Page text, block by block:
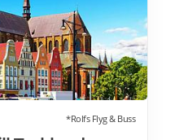
*Rolfs Flyg & Buss